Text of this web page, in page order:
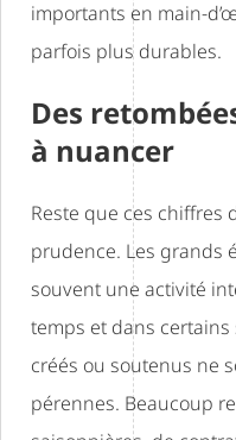
importants en main-
parfois plus durables.
Des
à nuancer
Reste que ces chiffres
prudence. Les grands
souvent une activité
temps et dans certains
créés ou soutenus ne
pérennes. Beaucoup